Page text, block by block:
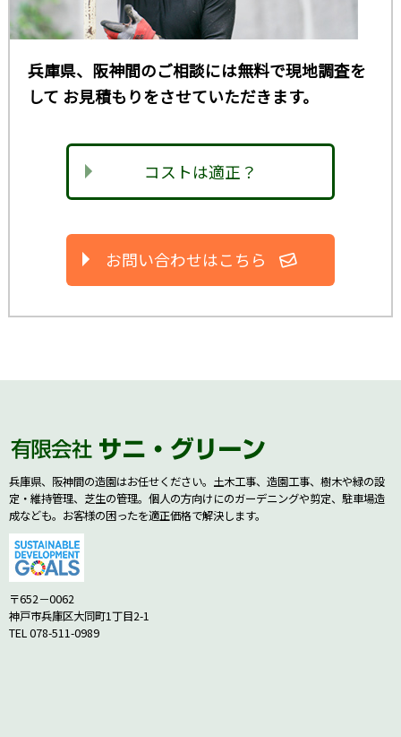
兵庫県、阪神間のご相談には無料で現地調査を
して お見積もりをさせていただきます。
コストは適正？
お問い合わせはこちら
兵庫県、阪神間の造園はお任せください。土木工事、造園工事、樹木や緑の設
定・維持管理、芝生の管理。個人の方向けにのガーデニングや剪定、駐車場造
成なども。お客様の困ったを適正価格で解決します。
〒652－0062
神戸市兵庫区大同町1丁目2-1
TEL 078-511-0989